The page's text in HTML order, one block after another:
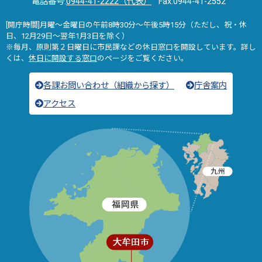
[開庁時間]月曜～金曜日の午前8時30分～午後5時15分（ただし、祝・休
日、12月29日～翌年1月3日を除く）
※毎月、原則第２日曜日に市民課などの休日窓口を開設しています。詳し
くは、 休日に開設する窓口のページをご覧ください。
各課お問い合わせ（組織から探す）
庁舎案内
アクセス